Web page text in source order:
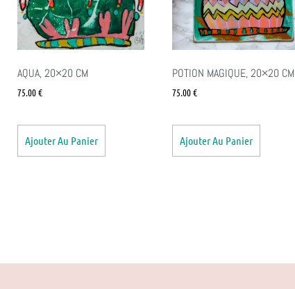
AQUA, 20×20 CM
75.00€
Ajouter Au Panier
POTION MAGIQUE, 20×20 CM
75.00€
Ajouter Au Panier